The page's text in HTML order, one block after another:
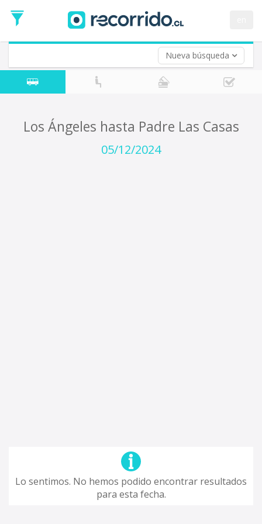
Nueva búsqueda
de
Ida
Vuelta (opcional)
Fecha
de
Los Ángeles hasta Padre Las Casas
05/12/2024
Lo sentimos. No hemos podido encontrar resultados
para esta fecha.